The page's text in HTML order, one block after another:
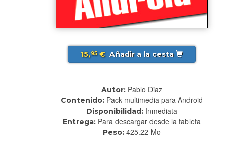
15,95€ Añadir a la cesta
Autor: Pablo Diaz
Contenido: Pack multimedia para Android
Disponibilidad: Inmediata
Entrega: Para descargar desde la tableta
Peso: 425.22 Mo